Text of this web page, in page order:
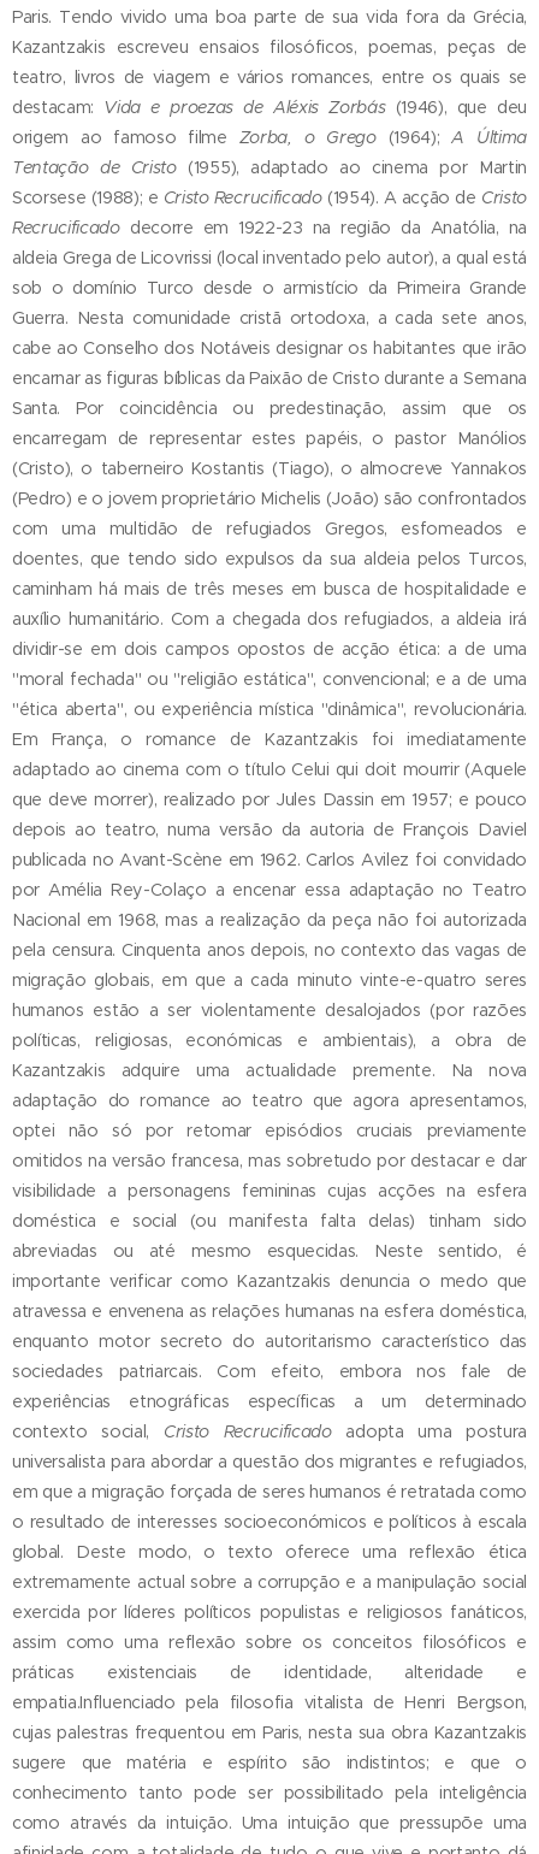
Paris. Tendo vivido uma boa parte de sua vida fora da Grécia,
Kazantzakis escreveu ensaios filosóficos, poemas, peças de
teatro, livros de viagem e vários romances, entre os quais se
destacam: Vida e proezas de Aléxis Zorbás(1946), que deu
origem ao famoso filme Zorba, o Grego(1964);A Última
Tentação de Cristo(1955), adaptado ao cinema por Martin
Scorsese (1988); e Cristo Recrucificado (1954). A acção de Cristo
Recrucificadodecorre em 1922-23 na região da Anatólia, na
aldeia Grega de Licovrissi (local inventado pelo autor), a qual está
sob o domínio Turco desde o armistício da Primeira Grande
Guerra. Nesta comunidade cristã ortodoxa, a cada sete anos,
cabe ao Conselho dos Notáveis designar os habitantes que irão
encarnar as figuras bíblicas da Paixão de Cristo durante a Semana
Santa. Por coincidência ou predestinação, assim que os
encarregam de representar estes papéis, o pastor Manólios
(Cristo), o taberneiro Kostantis (Tiago), o almocreve Yannakos
(Pedro) e o jovem proprietário Michelis (João) são confrontados
com uma multidão de refugiados Gregos, esfomeados e
doentes, que tendo sido expulsos da sua aldeia pelos Turcos,
caminham há mais de três meses em busca de hospitalidade e
auxílio humanitário. Com a chegada dos refugiados, a aldeia irá
dividir-se em dois campos opostos de acção ética: a de uma
"moral fechada" ou "religião estática", convencional; e a de uma
"ética aberta", ou experiência mística "dinâmica", revolucionária.
Em França, o romance de Kazantzakis foi imediatamente
adaptado ao cinema com o título Celui qui doit mourrir (Aquele
que deve morrer), realizado por Jules Dassin em 1957; e pouco
depois ao teatro, numa versão da autoria de François Daviel
publicada no Avant-Scène em 1962. Carlos Avilez foi convidado
por Amélia Rey-Colaço a encenar essa adaptação no Teatro
Nacional em 1968, mas a realização da peça não foi autorizada
pela censura. Cinquenta anos depois, no contexto das vagas de
migração globais, em que a cada minuto vinte-e-quatro seres
humanos estão a ser violentamente desalojados (por razões
políticas, religiosas, económicas e ambientais), a obra de
Kazantzakis adquire uma actualidade premente. Na nova
adaptação do romance ao teatro que agora apresentamos,
optei não só por retomar episódios cruciais previamente
omitidos na versão francesa, mas sobretudo por destacar e dar
visibilidade a personagens femininas cujas acções na esfera
doméstica e social (ou manifesta falta delas) tinham sido
abreviadas ou até mesmo esquecidas. Neste sentido, é
importante verificar como Kazantzakis denuncia o medo que
atravessa e envenena as relações humanas na esfera doméstica,
enquanto motor secreto do autoritarismo característico das
sociedades patriarcais. Com efeito, embora nos fale de
experiências etnográficas específicas a um determinado
contexto social, Cristo Recrucificado adopta uma postura
universalista para abordar a questão dos migrantes e refugiados,
em que a migração forçada de seres humanos é retratada como
o resultado de interesses socioeconómicos e políticos à escala
global. Deste modo, o texto oferece uma reflexão ética
extremamente actual sobre a corrupção e a manipulação social
exercida por líderes políticos populistas e religiosos fanáticos,
assim como uma reflexão sobre os conceitos filosóficos e
práticas existenciais de identidade, alteridade e
empatia.Influenciado pela filosofia vitalista de Henri Bergson,
cujas palestras frequentou em Paris, nesta sua obra Kazantzakis
sugere que matéria e espírito são indistintos; e que o
conhecimento tanto pode ser possibilitado pela inteligência
como através da intuição. Uma intuição que pressupõe uma